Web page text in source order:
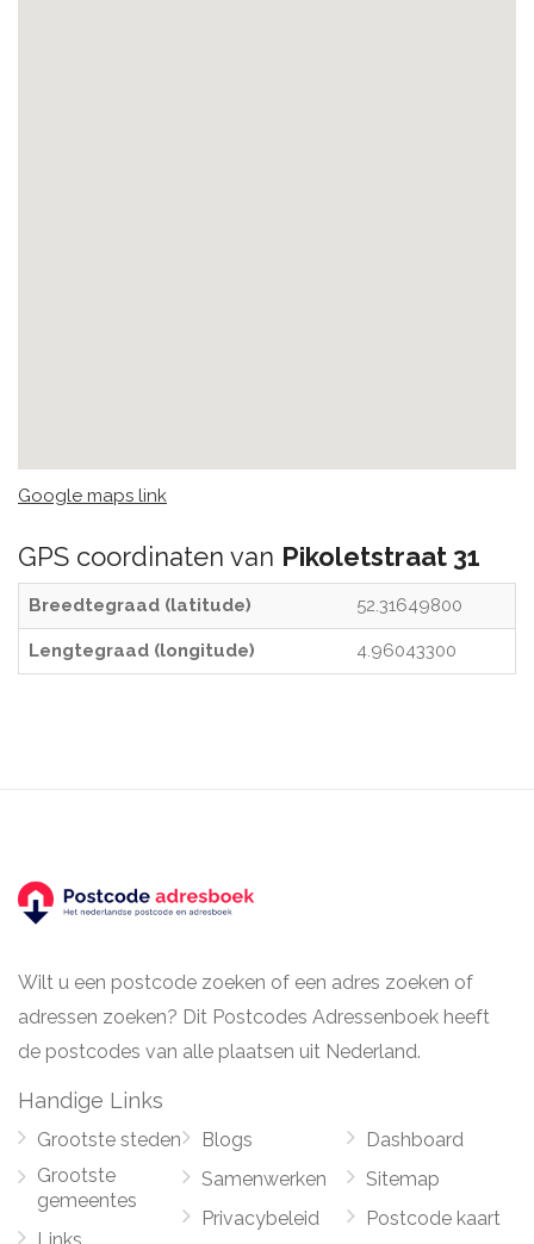
Google maps link
GPS coordinaten van Pikoletstraat 31
Breedtegraad (latitude) 52.31649800
Lengtegraad (longitude) 4.96043300
Wilt u een postcode zoeken of een adres zoeken of
adressen zoeken? Dit Postcodes Adressenboek heeft
de postcodes van alle plaatsen uit Nederland.
Handige Links
Grootste steden
Grootste
gemeentes
Blogs
Samenwerken
Privacybeleid
Dashboard
Sitemap
Postcode kaart